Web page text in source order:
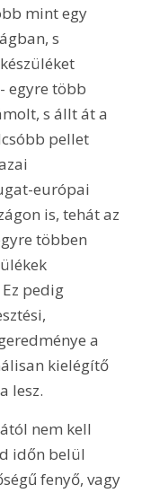
mint egy
s
egyre több
s állt át a
pellet
európai
is, tehát az
többen
pedig
a
kielégítő
lesz.
nem kell
időn belül
fenyő, vagy